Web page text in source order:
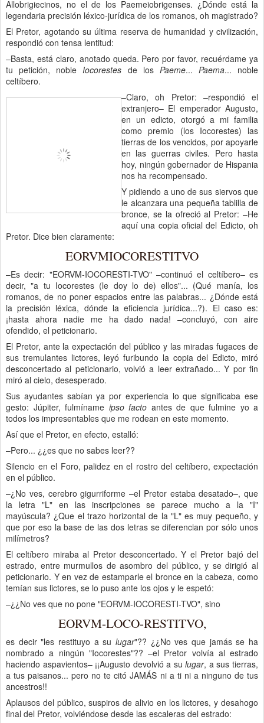
Allobrigiecinos, no el de los Paemeiobrigenses. ¿Dónde está la
legendaria precisión léxico-jurídica de los romanos, oh magistrado?
El Pretor, agotando su última reserva de humanidad y civilización,
respondió con tensa lentitud:
–Basta, está claro, anotado queda. Pero por favor, recuérdame ya
tu petición, nobleIocorestes de los Paeme... Paema... noble
celtíbero.
–Claro, oh Pretor: ­–respondió el
extranjero– El emperador Augusto,
en un edicto, otorgó a mi familia
como premio (los Iocorestes) las
tierras de los vencidos, por apoyarle
en las guerras civiles. Pero hasta
hoy, ningún gobernador de Hispania
nos ha recompensado.
Y pidiendo a uno de sus siervos que
le alcanzara una pequeña tablilla de
bronce, se la ofreció al Pretor: –He
aquí una copia oficial del Edicto, oh
Pretor. Dice bien claramente:
EORVMIOCORESTITVO
–Es decir: "EORVM-IOCORESTI-TVO" ­–continuó el celtíbero– es
decir, "a tu Iocorestes (le doy lo de) ellos"... (Qué manía, los
romanos, de no poner espacios entre las palabras... ¿Dónde está
la precisión léxica, dónde la eficiencia jurídica...?). El caso es:
¡hasta ahora nadie me ha dado nada! –concluyó, con aire
ofendido, el peticionario.
El Pretor, ante la expectación del público y las miradas fugaces de
sus tremulantes lictores, leyó furibundo la copia del Edicto, miró
desconcertado al peticionario, volvió a leer extrañado... Y por fin
miró al cielo, desesperado.
Sus ayudantes sabían ya por experiencia lo que significaba ese
gesto: Júpiter, fulmíname ipso facto antes de que fulmine yo a
todos los impresentables que me rodean en este momento.
Así que el Pretor, en efecto, estalló:
–Pero... ¿¿es que no sabes leer??
Silencio en el Foro, palidez en el rostro del celtíbero, expectación
en el público.
–¿No ves, cerebro gigurriforme –el Pretor estaba desatado–, que
la letra "L" en las inscripciones se parece mucho a la "I"
mayúscula? ¿Que el trazo horizontal de la "L" es muy pequeño, y
que por eso la base de las dos letras se diferencian por sólo unos
milímetros?
El celtíbero miraba al Pretor desconcertado. Y el Pretor bajó del
estrado, entre murmullos de asombro del público, y se dirigió al
peticionario. Y en vez de estamparle el bronce en la cabeza, como
temían sus lictores, se lo puso ante los ojos y le espetó:
–¿¿No ves que no pone "EORVM-IOCORESTI-TVO", sino
EORVM-LOCO-RESTITVO,
es decir "les restituyo a su lugar"?? ¿¿No ves que jamás se ha
nombrado a ningún "Iocorestes"?? –el Pretor volvía al estrado
haciendo aspavientos– ¡¡Augusto devolvió a sulugar, a sus tierras,
a tus paisanos... pero no te citó JAMÁS ni a ti ni a ninguno de tus
ancestros!!
Aplausos del público, suspiros de alivio en los lictores, y desahogo
final del Pretor, volviéndose desde las escaleras del estrado: